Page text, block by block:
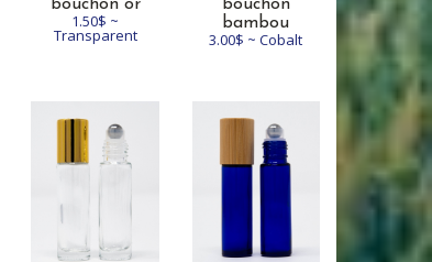
bouchon or
1.50$ ~
Transparent
bouchon
bambou
3.00$ ~ Cobalt